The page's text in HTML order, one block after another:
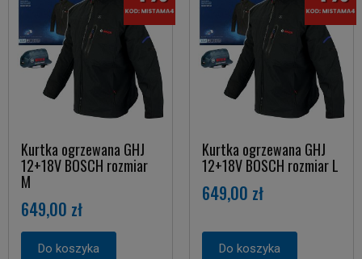
Kurtka ogrzewana GHJ
12+18V BOSCH rozmiar
M
649,00 zł
Do koszyka
Kurtka ogrzewana GHJ
12+18V BOSCH rozmiar L
649,00 zł
Do koszyka